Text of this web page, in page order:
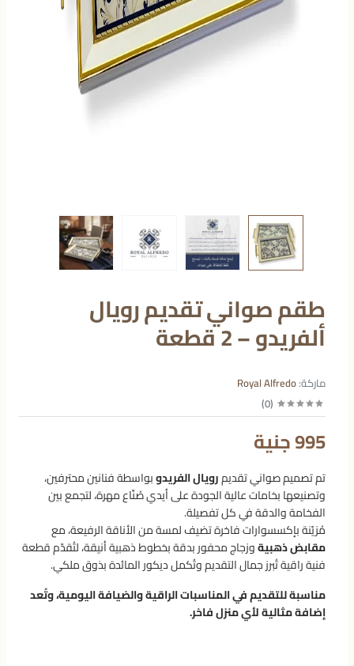
طقم صواني تقديم رويال
ألفريدو – 2 قطعة
ماركة:Royal Alfredo
(
0
)
995 جنية
تم تصميم صواني تقديمرويال الفريدوبواسطة فنانين محترفين،
وتصنيعها بخامات عالية الجودة على أيدي صُنّاع مهرة، لتجمع بين
الفخامة والدقة في كل تفصيلة.
مُزيّنة بإكسسوارات فاخرة تضيف لمسة من الأناقة الرفيعة، مع
مقابض ذهبيةوزجاج محفور بدقة بخطوط ذهبية أنيقة، لتُقدّم قطعة
فنية راقية تُبرز جمال التقديم وتُكمل ديكور المائدة بذوق ملكي.
مناسبة للتقديم في المناسبات الراقية والضيافة اليومية، وتُعد
إضافة مثالية لأي منزل فاخر.